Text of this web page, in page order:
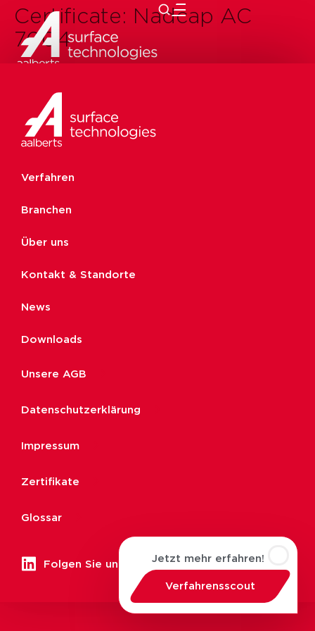
Certificate: Nadcap AC
7004
Verfahren
Branchen
Über uns
Kontakt & Standorte
News
Downloads
Unsere AGB
Datenschutzerklärung
Impressum
Zertifikate
Glossar
Folgen Sie uns
Jetzt mehr erfahren!
Verfahrensscout